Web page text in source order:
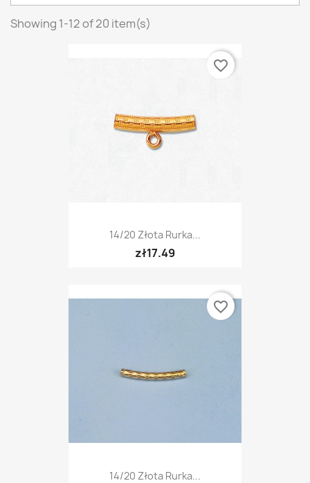
Showing 1-12 of 20 item(s)
14/20 Złota Rurka...
zł17.49
favorite_border
14/20 Złota Rurka...
favorite_border